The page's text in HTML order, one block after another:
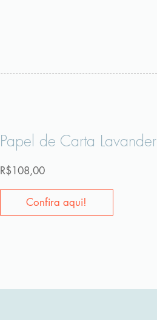
Papel de Carta Lavander
R$108,00Preço
Confira aqui!